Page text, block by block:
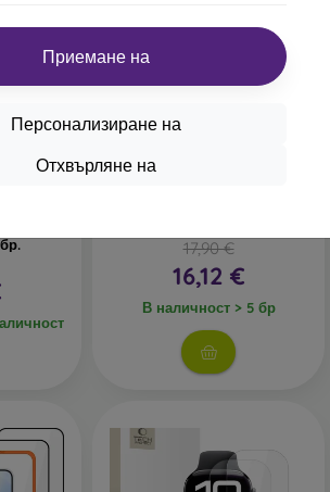
Приемане на
Персонализиране на
Отхвърляне на
PROTECT10 -10%
17,90 €
16,12 €
В наличност > 5 бр